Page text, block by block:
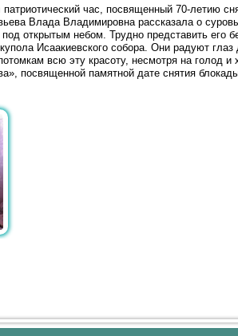
час, посвященный 70-летию
Влада Владимировна рассказала о
открытым небом. Трудно представить его
купола Исаакиевского собора. Они радуют
всю эту красоту, несмотря на
посвященной памятной дате снятия